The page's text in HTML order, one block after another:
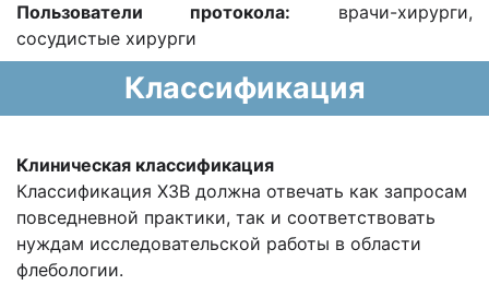
Пользователи протокола: врачи-хирурги,
сосудистые хирурги
Классификация
Клиническая классификация
Классификация ХЗВ должна отвечать как запросам
повседневной практики, так и соответствовать
нуждам исследовательской работы в области
флебологии.